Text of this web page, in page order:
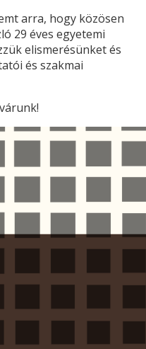
arra, hogy közösen
29 éves egyetemi
elismerésünket és
és szakmai